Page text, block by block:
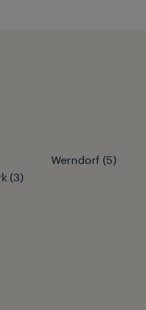
(3)
Werndorf (5)